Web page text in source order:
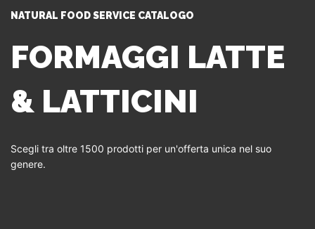
NATURAL FOOD SERVICE CATALOGO
FORMAGGI LATTE
& LATTICINI
Scegli tra oltre 1500 prodotti per un'offerta unica nel suo
genere.